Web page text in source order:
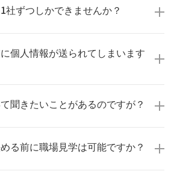
社ずつしかできませんか？
アナビを利用して転職に成功した方
募して自分に合った職場を選ばれて
個人情報が送られてしまいます
が送られることはありません！
報をご確認いただいた上で、転職希
聞きたいことがあるのですが？
します。
雰囲気、研修制度など、どんな小さ
る前に職場見学は可能ですか？